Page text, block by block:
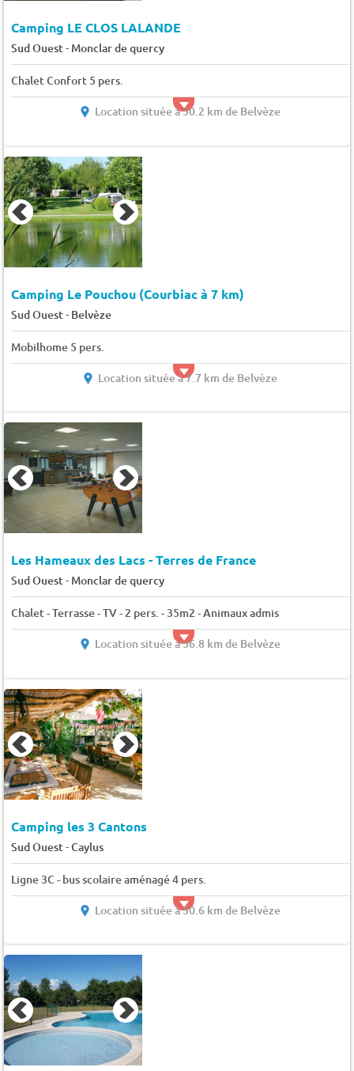
Camping LE CLOS LALANDE
Sud Ouest- Monclar de quercy
Chalet Confort 5 pers.
Location située à 50.2 km de Belvèze
Camping Le Pouchou (Courbiac à 7 km)
Sud Ouest- Belvèze
Mobilhome 5 pers.
Location située à 7.7 km de Belvèze
Les Hameaux des Lacs - Terres de France
Sud Ouest- Monclar de quercy
Chalet - Terrasse - TV - 2 pers. - 35m2 - Animaux admis
Location située à 56.8 km de Belvèze
Camping les 3 Cantons
Sud Ouest-Caylus
Ligne 3C - bus scolaire aménagé 4 pers.
Location située à 50.6 km de Belvèze